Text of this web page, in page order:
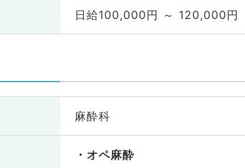
日給100,000円 ～ 120,000円
麻酔科
オペ麻酔